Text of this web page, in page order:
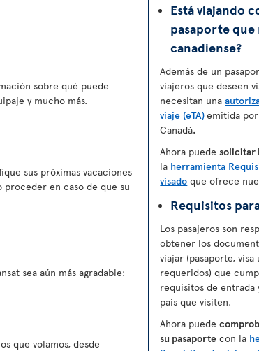
sobre qué puede
y mucho más.
sus próximas vacaciones
en caso de que su
sea aún más agradable:
que volamos, desde
Está viajando
pasaporte que
canadiense?
Además de un
viajeros que deseen
necesitan una
viaje (eTA)emitida
Canadá.
Ahora puedesolicitar
la herramienta
visado que ofrece
Requisitos
Los pasajeros son
obtener los
viajar (pasaporte,
requeridos) que
requisitos de entrada
país que visiten.
Ahora puede
su pasaporte con la